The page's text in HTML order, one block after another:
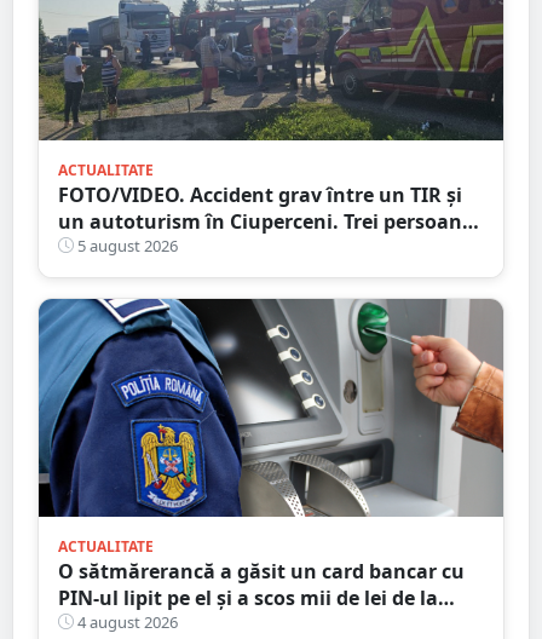
ACTUALITATE
FOTO/VIDEO. Accident grav între un TIR și
un autoturism în Ciuperceni. Trei persoane
implicate
5 august 2026
ACTUALITATE
O sătmărerancă a găsit un card bancar cu
PIN-ul lipit pe el și a scos mii de lei de la
bancomat
4 august 2026